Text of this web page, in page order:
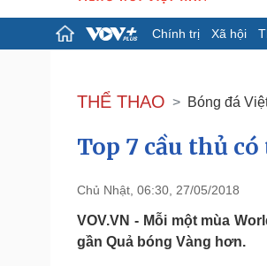
Chính trị Xã hội
Đảng
Tổ chức nhân sự
Nhận diện sự thật
Pháp luật
Vụ án
THỂ THAO Bóng đá
Top 7 cầu thủ
Chủ Nhật, 06:30, 27/05/2018
VOV.VN - Mỗi một mùa
gần Quả bóng Vàng hơn.